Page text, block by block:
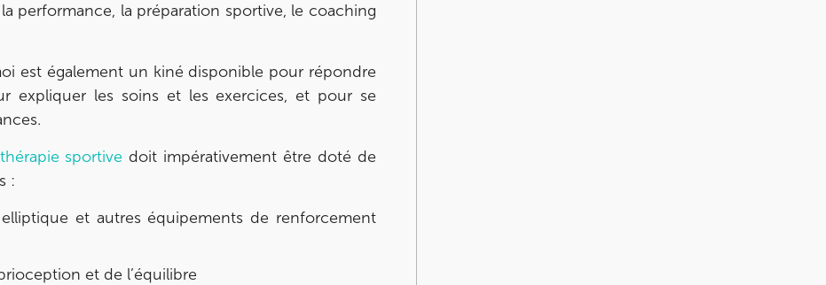
performance, la préparation sportive, le coaching
est également un kiné disponible pour répondre
expliquer les soins et les exercices, et pour se
sportive doit impérativement être doté de
:
et autres équipements de renforcement
et de l’équilibre